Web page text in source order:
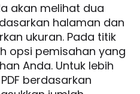
akan melihat dua
halaman dan
ukuran. Pada titik
opsi pemisahan yang
Anda. Untuk lebih
berdasarkan